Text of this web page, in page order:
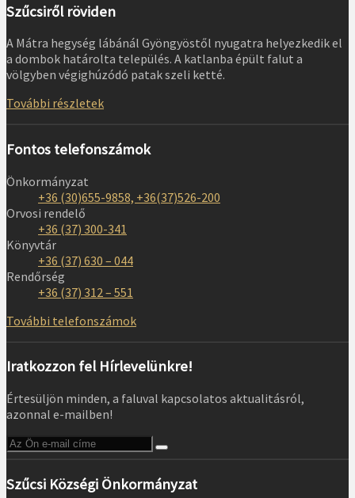
Szűcsiről röviden
A Mátra hegység lábánál Gyöngyöstől nyugatra helyezkedik el
a dombok határolta település. A katlanba épült falut a
völgyben végighúzódó patak szeli ketté.
További részletek
Fontos telefonszámok
Önkormányzat
+36 (30)655-9858, +36(37)526-200
Orvosi rendelő
+36 (37) 300-341
Könyvtár
+36 (37) 630 – 044
Rendőrség
+36 (37) 312 – 551
További telefonszámok
Iratkozzon fel Hírlevelünkre!
Értesüljön minden, a faluval kapcsolatos aktualitásról,
azonnal e-mailben!
Szűcsi Községi Önkormányzat